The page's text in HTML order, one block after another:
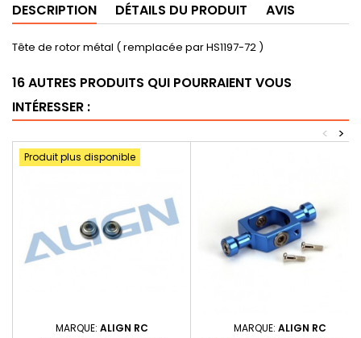
DESCRIPTION DÉTAILS DU PRODUIT AVIS
Tête de rotor métal ( remplacée par HS1197-72 )
16 AUTRES PRODUITS QUI POURRAIENT VOUS
INTÉRESSER :
>
<
Produit plus disponible
MARQUE: ALIGN RC MARQUE: ALIGN RC